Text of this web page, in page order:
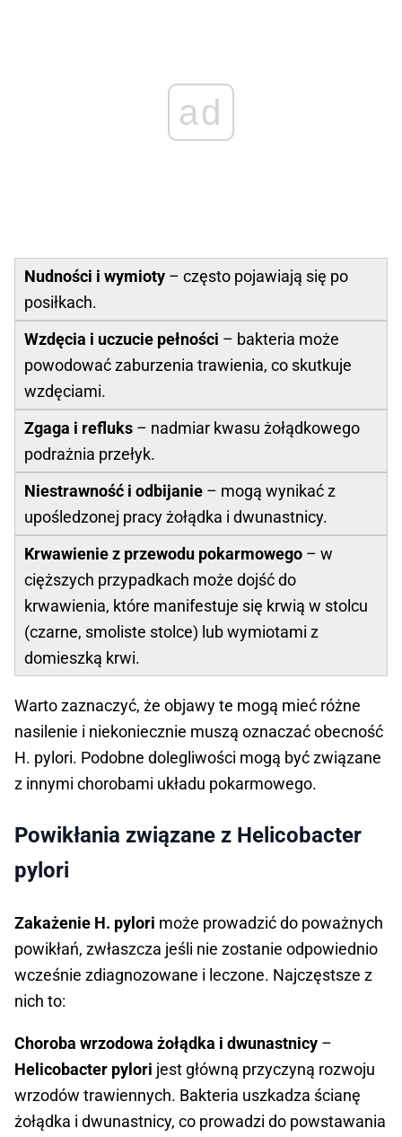
ad
Nudności i wymioty – często pojawiają się po
posiłkach.
Wzdęcia i uczucie pełności – bakteria może
powodować zaburzenia trawienia, co skutkuje
wzdęciami.
Zgaga i refluks – nadmiar kwasu żołądkowego
podrażnia przełyk.
Niestrawność i odbijanie – mogą wynikać z
upośledzonej pracy żołądka i dwunastnicy.
Krwawienie z przewodu pokarmowego – w
cięższych przypadkach może dojść do
krwawienia, które manifestuje się krwią w stolcu
(czarne, smoliste stolce) lub wymiotami z
domieszką krwi.
Warto zaznaczyć, że objawy te mogą mieć różne
nasilenie i niekoniecznie muszą oznaczać obecność
H. pylori. Podobne dolegliwości mogą być związane
z innymi chorobami układu pokarmowego.
Powikłania związane z Helicobacter
pylori
Zakażenie H. pylori może prowadzić do poważnych
powikłań, zwłaszcza jeśli nie zostanie odpowiednio
wcześnie zdiagnozowane i leczone. Najczęstsze z
nich to:
Choroba wrzodowa żołądka i dwunastnicy –
Helicobacter pylori jest główną przyczyną rozwoju
wrzodów trawiennych. Bakteria uszkadza ścianę
żołądka i dwunastnicy, co prowadzi do powstawania